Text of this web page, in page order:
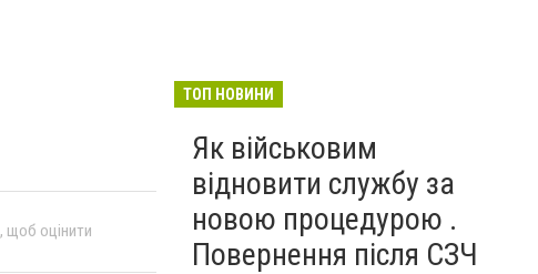
, щоб оцінити
ТОП НОВИНИ
Як військовим
відновити службу за
новою процедурою .
Повернення після СЗЧ